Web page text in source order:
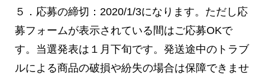
５．応募の締切：2020/1/3になります。ただし応
募フォームが表示されている間はご応募OKで
す。当選発表は１月下旬です。発送途中のトラブ
ルによる商品の破損や紛失の場合は保障できませ